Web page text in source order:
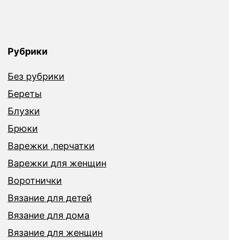
Рубрики
Без рубрики
Береты
Блузки
Брюки
Варежки ,перчатки
Варежки для женщин
Воротнички
Вязание для детей
Вязание для дома
Вязание для женщин